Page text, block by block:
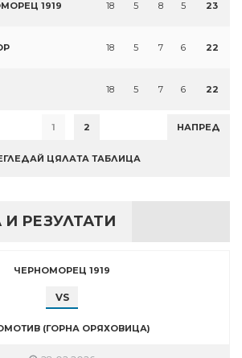
1919 18 5 8 5 23
18 5 7 6 22
18 5 7 6 22
1 2 НАПРЕД
ЦЯЛАТА ТАБЛИЦА
РЕЗУЛТАТИ
ЧЕРНОМОРЕЦ 1919
VS
(ГОРНА ОРЯХОВИЦА)